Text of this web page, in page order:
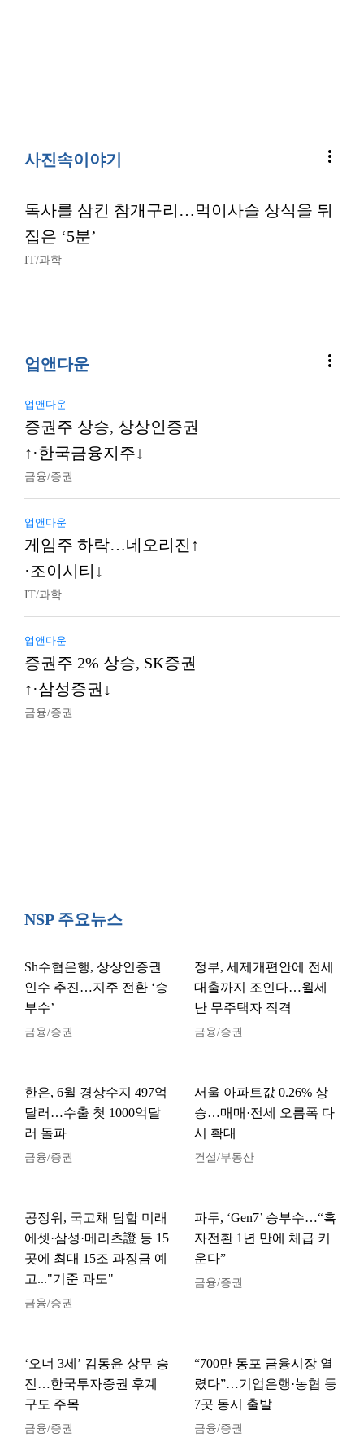
사진속이야기 more_vert
독사를 삼킨 참개구리…먹이사슬 상식을 뒤
집은 ‘5분’
IT/과학
업앤다운 more_vert
업앤다운
증권주 상승, 상상인증권
↑·한국금융지주↓
금융/증권
업앤다운
게임주 하락…네오리진↑
·조이시티↓
IT/과학
업앤다운
증권주 2% 상승, SK증권
↑·삼성증권↓
금융/증권
NSP 주요뉴스
Sh수협은행, 상상인증권
인수 추진…지주 전환 ‘승
부수’
금융/증권
정부, 세제개편안에 전세
대출까지 조인다…월세
난 무주택자 직격
금융/증권
한은, 6월 경상수지 497억
달러…수출 첫 1000억달
러 돌파
금융/증권
서울 아파트값 0.26% 상
승…매매·전세 오름폭 다
시 확대
건설/부동산
공정위, 국고채 담합 미래
에셋·삼성·메리츠證 등 15
곳에 최대 15조 과징금 예
고..."기준 과도"
금융/증권
파두, ‘Gen7’ 승부수…“흑
자전환 1년 만에 체급 키
운다”
금융/증권
‘오너 3세’ 김동윤 상무 승
진…한국투자증권 후계
구도 주목
금융/증권
“700만 동포 금융시장 열
렸다”…기업은행·농협 등
7곳 동시 출발
금융/증권